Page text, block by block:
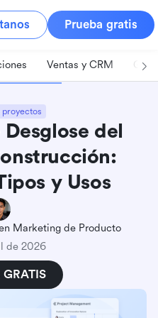
Prueba gratis
Ventas y CRM
proyectos
del
y Usos
Marketing de Producto
de 2026